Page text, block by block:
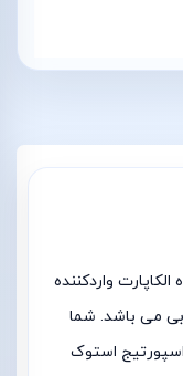
فروشگاه الکاپارت واردکننده
می باشد. شما
استوک